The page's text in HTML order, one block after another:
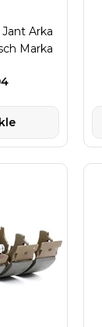
Jant Arka
Marka